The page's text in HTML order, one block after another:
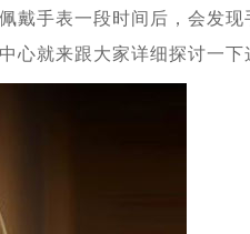
戴手表一段时间后，会发
中心就来跟大家详细探讨一下